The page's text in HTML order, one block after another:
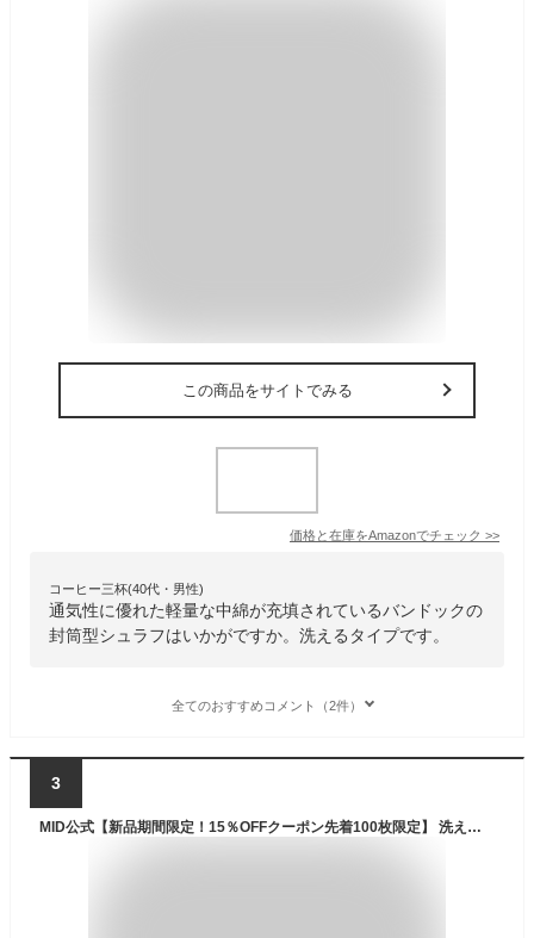
この商品をサイトでみる
価格と在庫をAmazonでチェック >>
コーヒー三杯(40代・男性)
通気性に優れた軽量な中綿が充填されているバンドックの
封筒型シュラフはいかがですか。洗えるタイプです。
全てのおすすめコメント（2件）
3
MID公式【新品期間限定！15％OFFクーポン先着100枚限定】 洗える コンパクト 軽量 3.5シーズン 寝袋 シュラフ アウトドア キャンプ スリーピングバッグ 封筒型 連結可能 1人用 撥水 保温 防災用 車中泊 敷布団 花見 春 夏 秋 ドライブ旅行 収納袋付き